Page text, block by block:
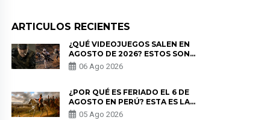
ARTICULOS RECIENTES
¿QUÉ VIDEOJUEGOS SALEN EN
AGOSTO DE 2026? ESTOS SON
LOS ESTRENOS MÁS ESPERADOS
06 Ago 2026
¿POR QUÉ ES FERIADO EL 6 DE
AGOSTO EN PERÚ? ESTA ES LA
HISTORIA
05 Ago 2026